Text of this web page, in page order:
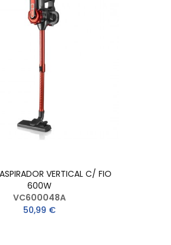
VERTICAL C/ FIO
600W
VC600048A
50,99 €